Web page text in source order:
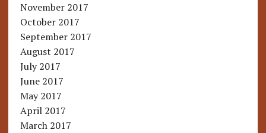
November 2017
October 2017
September 2017
August 2017
July 2017
June 2017
May 2017
April 2017
March 2017